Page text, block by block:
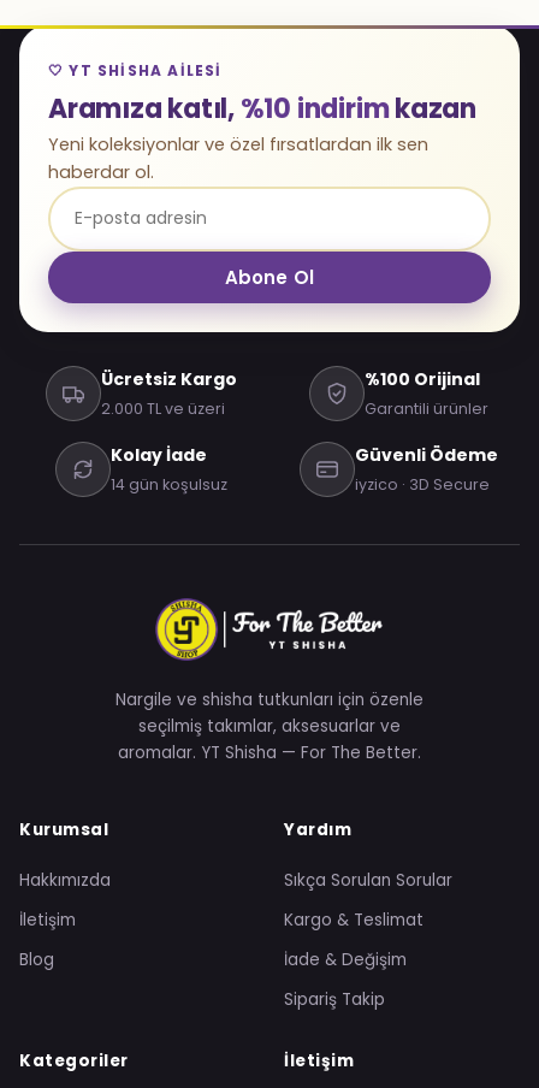
🤍 YT SHISHA AILESI
Aramıza katıl,%10 indirimkazan
Yeni koleksiyonlar ve özel fırsatlardan ilk sen
haberdar ol.
Abone Ol
Ücretsiz Kargo
2.000 TL ve üzeri
%100 Orijinal
Garantili ürünler
Kolay İade
14 gün koşulsuz
Güvenli Ödeme
iyzico · 3D Secure
Nargile ve shisha tutkunları için özenle
seçilmiş takımlar, aksesuarlar ve
aromalar. YT Shisha — For The Better.
Kurumsal
Hakkımızda
İletişim
Blog
Yardım
Sıkça Sorulan Sorular
Kargo & Teslimat
İade & Değişim
Sipariş Takip
Kategoriler İletişim